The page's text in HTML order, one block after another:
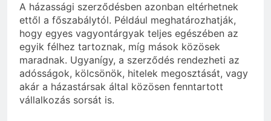
A házassági szerződésben azonban eltérhetnek
ettől a főszabálytól. Például meghatározhatják,
hogy egyes vagyontárgyak teljes egészében az
egyik félhez tartoznak, míg mások közösek
maradnak. Ugyanígy, a szerződés rendezheti az
adósságok, kölcsönök, hitelek megosztását, vagy
akár a házastársak által közösen fenntartott
vállalkozás sorsát is.